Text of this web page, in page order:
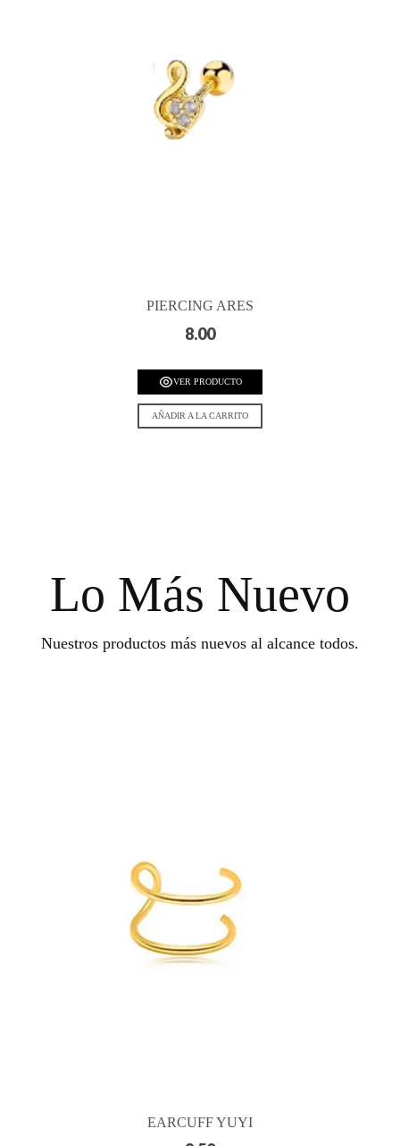
PIERCING ARES
8.00
VER PRODUCTO
AÑADIR A LA CARRITO
Lo Más Nuevo
Nuestros productos más nuevos al alcance todos.
EARCUFF YUYI